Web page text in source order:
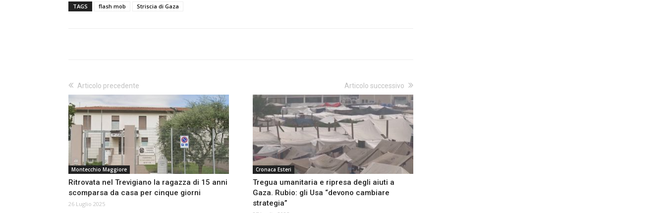
TAGS flash mob Striscia di Gaza
Articolo precedente
Montecchio Maggiore
Ritrovata nel Trevigiano la ragazza di 15 anni
scomparsa da casa per cinque giorni
26 Luglio 2025
Articolo successivo
Cronaca Esteri
Tregua umanitaria e ripresa degli aiuti a
Gaza. Rubio: gli Usa “devono cambiare
strategia”